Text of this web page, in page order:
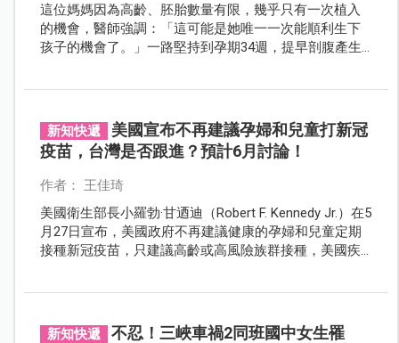
這位媽媽因為高齡、胚胎數量有限，幾乎只有一次植入
的機會，醫師強調：「這可能是她唯一一次能順利生下
孩子的機會了。」一路堅持到孕期34週，提早剖腹產生
新知快遞
美國宣布不再建議孕婦和兒童打新冠
疫苗，台灣是否跟進？預計6月討論！
作者： 王佳琦
美國衛生部長小羅勃·甘迺迪（Robert F. Kennedy Jr.）在5
月27日宣布，美國政府不再建議健康的孕婦和兒童定期
接種新冠疫苗，只建議高齡或高風險族群接種，美國疾
新知快遞
不忍！三峽車禍2同班國中女生罹